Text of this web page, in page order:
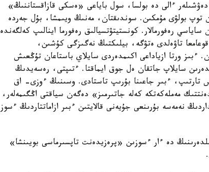
ءالى دە بولسا، سول باياعى «ەسكى قازاقستاننىڭ»
توپ بولۋى مۇمكىن. سوندىقتان، مەنىڭ ويىمشا، بۇل جەردە
رەفورمالار. كونستيتۋتسيالىق رەفورما اينالىپ كەلگەندە
تاۋەلدى ەتۋگە، بيلىكتىڭ نەگىزگى كۇشىن،
ءبىز ورتا ازياداعى اكىمدەردى سايلاي باستاعان تۇڭعىش
سايلاپ جاتقان ەل جوق ايماقتا. ءتىپتى، رەسەيدىڭ
تارتىپ، ءبىر جاعىنا بۇرىپ تاستادى. وسىنىڭ ءوزى- اق
مەملەكەتكە كەلە جاتىرمىز» دەگەن سياقتى اڭگىمەلەر،
نەمەسە بۇرىنعى جۇيەنى قالايتىن ءبىر ازاماتتاردىڭ ءسوز
دە ءار ءسوزىن «پرەزيدەنت تاپسىرماسى بويىنشا»